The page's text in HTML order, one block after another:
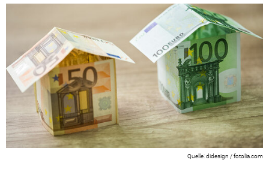
didesign / fotolia.com